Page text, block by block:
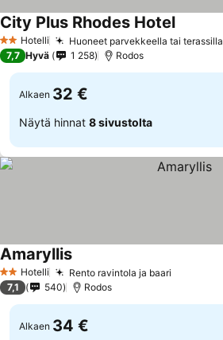
2 Tähtiluokitus
Hotelli Huoneet parvekkeella tai terassilla
City Plus Rhodes Hotel
7,7 Hyvä 1 258 Rodos
Alkaen 32 €
Näytä hinnat 8 sivustolta
2 Tähtiluokitus
Hotelli Rento ravintola ja baari
Amaryllis
7,1 540 Rodos
Alkaen 34 €